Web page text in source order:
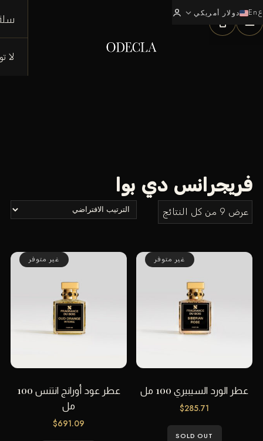
عEn دولار أمريكيexpand_more
لا
فريجرانس دي بوا
عرض ⁦9⁩ من كل النتائج
غير متوفر
عطر الورد السيبيري 100 مل
$285.71
SOLD OUT
غير متوفر
عطر عود أورانج انتنس 100
مل
$691.09